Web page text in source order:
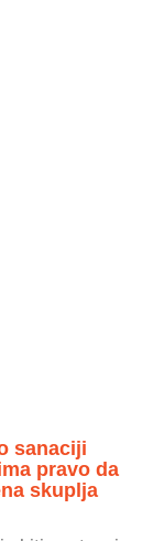
sanaciji
pravo da
skuplja